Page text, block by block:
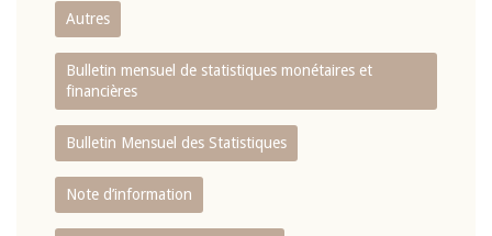
Autres
Bulletin mensuel de statistiques monétaires et
financières
Bulletin Mensuel des Statistiques
Note d’information